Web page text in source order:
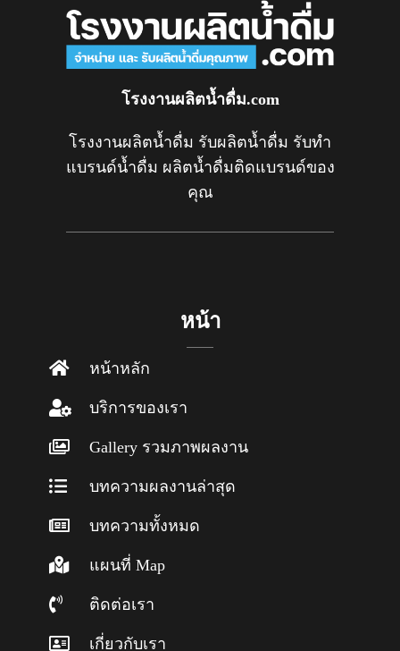
โรงงานผลิตน้ำดื่ม.com
โรงงานผลิตน้ำดื่ม รับผลิตน้ำดื่ม รับทำ
แบรนด์น้ำดื่ม ผลิตน้ำดื่มติดแบรนด์ของ
คุณ
หน้า
หน้าหลัก
บริการของเรา
Gallery รวมภาพผลงาน
บทความผลงานล่าสุด
บทความทั้งหมด
แผนที่ Map
ติดต่อเรา
เกี่ยวกับเรา